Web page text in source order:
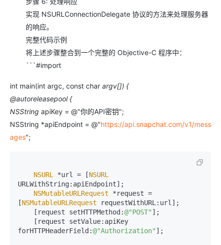
实现 NSURLConnectionDelegate 协议的方法来处理服务器
的响应。
完整代码示例
将上述步骤整合到一个完整的 Objective-C 程序中：
```#import
int main(int argc, const char argv[]) {
@autoreleasepool {
NSString apiKey = @"你的API密钥";
NSString *apiEndpoint = @"https://api.snapchat.com/v1/mess
ages";
NSURL *url = [NSURL
URLWithString:apiEndpoint];
NSMutableURLRequest *request =
[NSMutableURLRequest requestWithURL:url];
    [request setHTTPMethod:
@"POST" ];
forHTTPHeaderField:@"Authorization" ];